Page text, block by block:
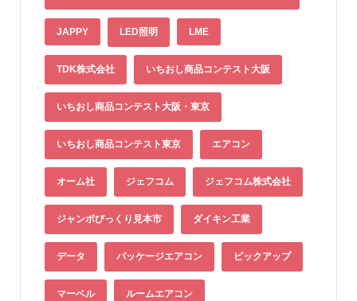
JAPPY LED照明 LME
TDK株式会社 いちおし商品コンテスト大阪
いちおし商品コンテスト大阪・東京
いちおし商品コンテスト東京 エアコン
オーム社 ジェフコム ジェフコム株式会社
ジャンボびっくり見本市 ダイキン工業
データ パッケージエアコン ピックアップ
マーベル ルームエアコン